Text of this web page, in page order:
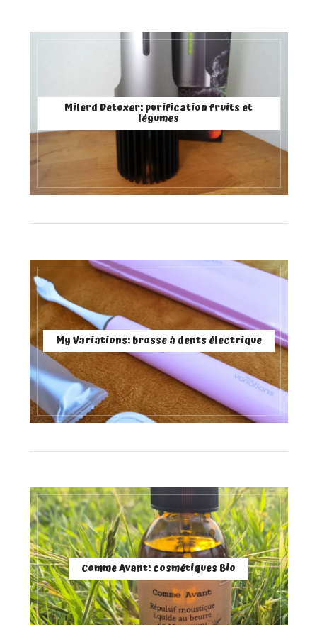
Milerd Detoxer: purification fruits et
légumes
My Variations: brosse à dents électrique
Comme Avant: cosmétiques Bio